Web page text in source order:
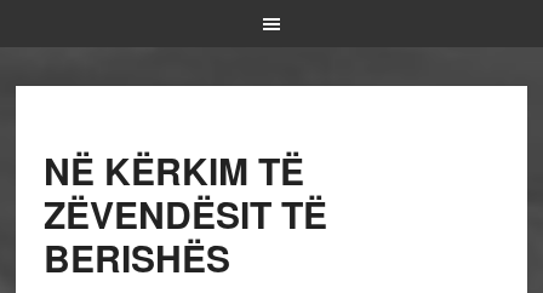
NË KËRKIM TË
ZËVENDËSIT TË
BERISHËS